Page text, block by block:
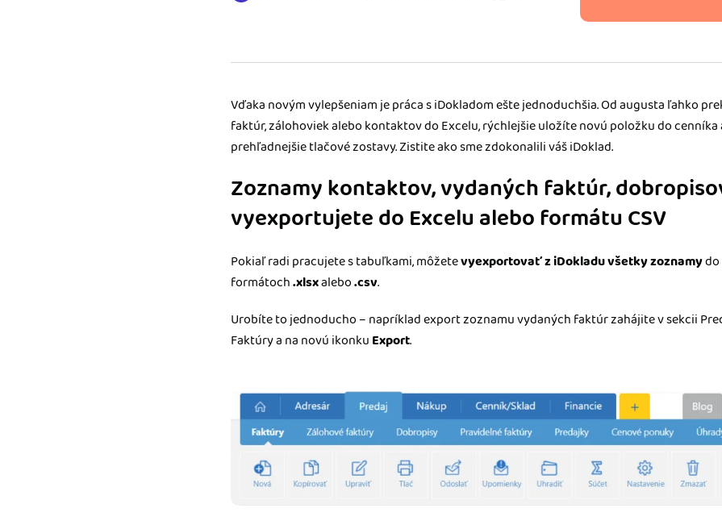
nonstop prístup k vašim dokladom.
Nechajte iDoklad pracovať za vás. Vďaka
ďalšími aplikáciami.
Vďaka novým vylepšeniam je práca s iDokladom ešte jednoduchšia. Od augusta ľahko
faktúr, zálohoviek alebo kontaktov do Excelu, rýchlejšie uložíte novú položku do
prehľadnejšie tlačové zostavy. Zistite ako sme zdokonalili váš iDoklad.
Zoznamy kontaktov, vydaných faktúr,
vyexportujete do Excelu alebo formátu CSV
Pokiaľ radi pracujete s tabuľkami, môžetevyexportovať z iDokladu všetky zoznamydo
formátoch.xlsxalebo.csv.
Urobíte to jednoducho – napríklad export zoznamu vydaných faktúr zahájite v sekcii
Faktúry a na novú ikonku Export.